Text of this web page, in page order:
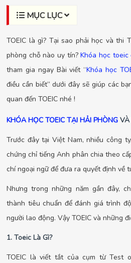
MỤC LỤC
TOEIC là gì? Tại sao phải học và thi
phòng chỗ nào uy tín?Khóa học
tham gia ngay Bài viết “Khóa học
điều cần biết” dưới đây sẽ giúp các
quan đến TOEIC nhé !
KHÓA HỌC TOEIC TẠI HẢI PHÒNG VÀ
Trước đây tại Việt Nam, nhiều công
chứng chỉ tiếng Anh phân chia theo
chí ngoại ngữ để đưa ra quyết định về
Nhưng trong những năm gần đây,
thành tiêu chuẩn để đánh giá trình
người lao động. Vậy TOEIC và những
1. Toeic Là Gì?
TOEIC là viết tắt của cụm từ Test